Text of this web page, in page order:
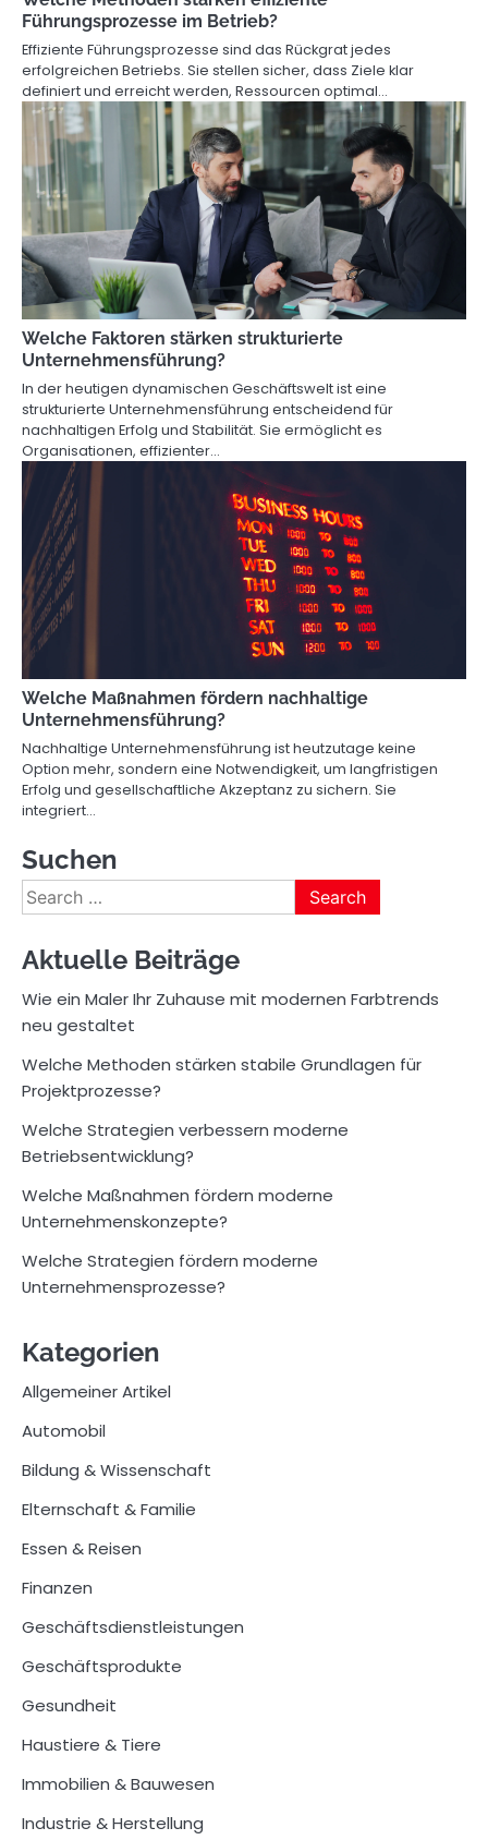
Führungsprozesse im Betrieb?
Effiziente Führungsprozesse sind das Rückgrat jedes
erfolgreichen Betriebs. Sie stellen sicher, dass Ziele klar
definiert und erreicht werden, Ressourcen optimal…
Welche Faktoren stärken strukturierte
Unternehmensführung?
In der heutigen dynamischen Geschäftswelt ist eine
strukturierte Unternehmensführung entscheidend für
nachhaltigen Erfolg und Stabilität. Sie ermöglicht es
Organisationen, effizienter…
Welche Maßnahmen fördern nachhaltige
Unternehmensführung?
Nachhaltige Unternehmensführung ist heutzutage keine
Option mehr, sondern eine Notwendigkeit, um langfristigen
Erfolg und gesellschaftliche Akzeptanz zu sichern. Sie
integriert…
Suchen
Search
for:
Aktuelle Beiträge
Wie ein Maler Ihr Zuhause mit modernen Farbtrends
neu gestaltet
Welche Methoden stärken stabile Grundlagen für
Projektprozesse?
Welche Strategien verbessern moderne
Betriebsentwicklung?
Welche Maßnahmen fördern moderne
Unternehmenskonzepte?
Welche Strategien fördern moderne
Unternehmensprozesse?
Kategorien
Allgemeiner Artikel
Automobil
Bildung & Wissenschaft
Elternschaft & Familie
Essen & Reisen
Finanzen
Geschäftsdienstleistungen
Geschäftsprodukte
Gesundheit
Haustiere & Tiere
Immobilien & Bauwesen
Industrie & Herstellung